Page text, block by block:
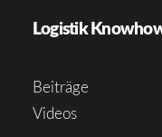
Logistik
Beiträge
Videos